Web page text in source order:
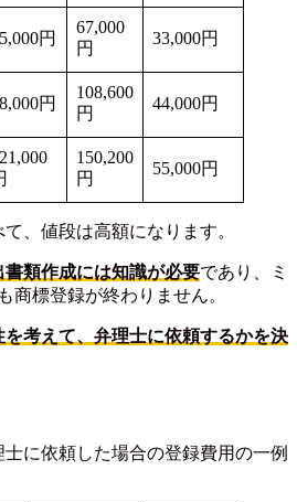
円
67,000
円
33,000円
円
108,600
円
44,000円
150,200
円
55,000円
、値段は高額になります。
類作成には知識が必要であり、ミ
商標登録が終わりません。
考えて、弁理士に依頼するかを決
に依頼した場合の登録費用の一例